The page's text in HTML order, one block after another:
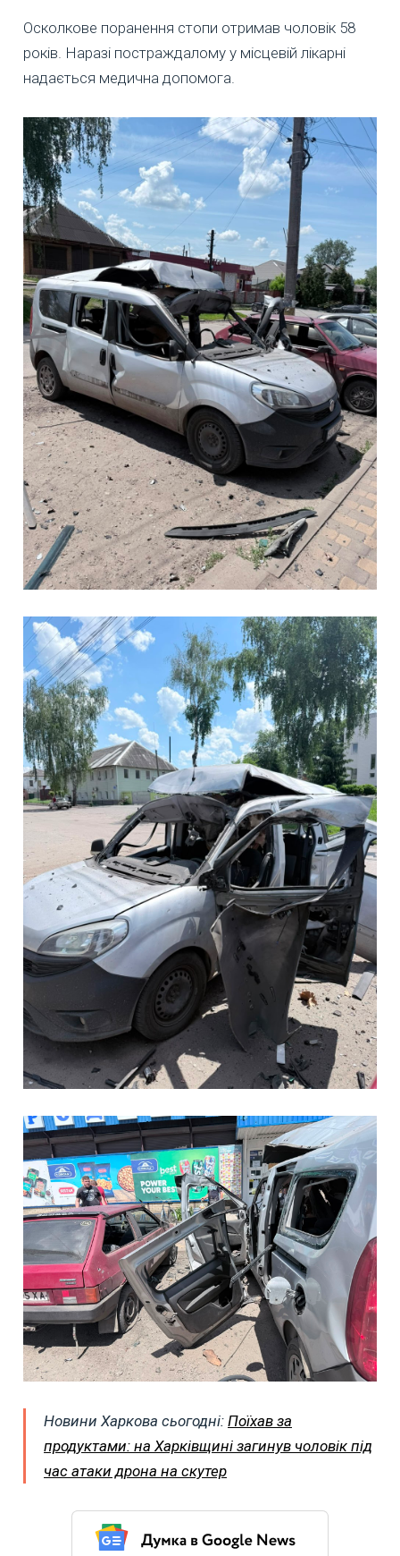
Осколкове поранення стопи отримав чоловік 58
років. Наразі постраждалому у місцевій лікарні
надається медична допомога.
Новини Харкова сьогодні: Поїхав за
продуктами: на Харківщині загинув чоловік під
час атаки дрона на скутер